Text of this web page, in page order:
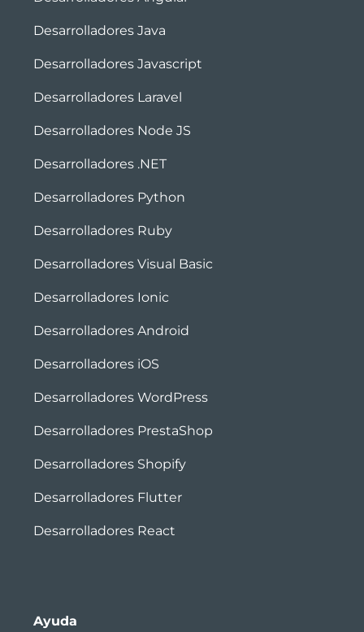
Desarrolladores Java
Desarrolladores Javascript
Desarrolladores Laravel
Desarrolladores Node JS
Desarrolladores .NET
Desarrolladores Python
Desarrolladores Ruby
Desarrolladores Visual Basic
Desarrolladores Ionic
Desarrolladores Android
Desarrolladores iOS
Desarrolladores WordPress
Desarrolladores PrestaShop
Desarrolladores Shopify
Desarrolladores Flutter
Desarrolladores React
Ayuda